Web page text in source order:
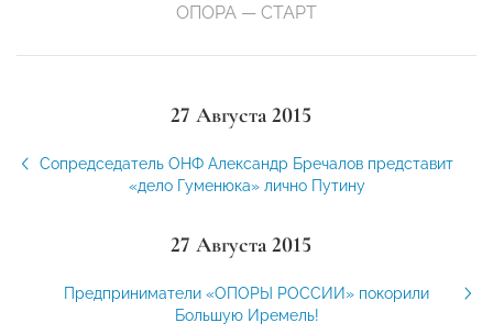
ОПОРА — СТАРТ
27 Августа 2015
Сопредседатель ОНФ Александр Бречалов представит
«дело Гуменюка» лично Путину
27 Августа 2015
Предприниматели «ОПОРЫ РОССИИ» покорили
Большую Иремель!